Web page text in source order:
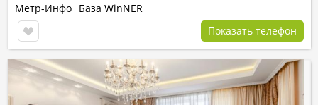
Метр-Инфо База WinNER
Показать телефон